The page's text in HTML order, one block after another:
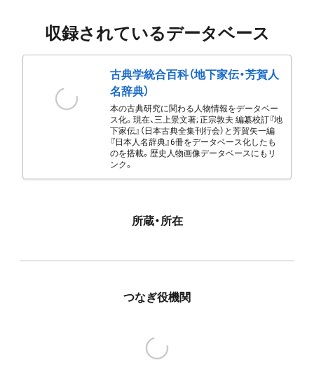
収録されているデータベース
古典学統合百科（地下家伝・芳賀人
名辞典）
本の古典研究に関わる人物情報をデータベー
ス化。現在、三上景文著; 正宗敦夫 編纂校訂『地
下家伝』（日本古典全集刊行会）と芳賀矢一編
『日本人名辞典』6冊をデータベース化したも
のを搭載。歴史人物画像データベースにもリ
ンク。
所蔵・所在
つなぎ役機関